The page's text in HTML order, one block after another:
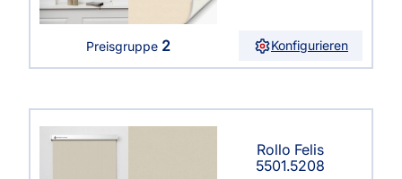
Preisgruppe 2 Konfigurieren
Rollo Felis
5501.5208